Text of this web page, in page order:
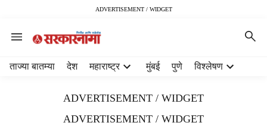
ADVERTISEMENT / WIDGET
ताज्या बातम्या देश महाराष्ट्र मुंबई पुणे विश्लेषण
ADVERTISEMENT / WIDGET
ADVERTISEMENT / WIDGET